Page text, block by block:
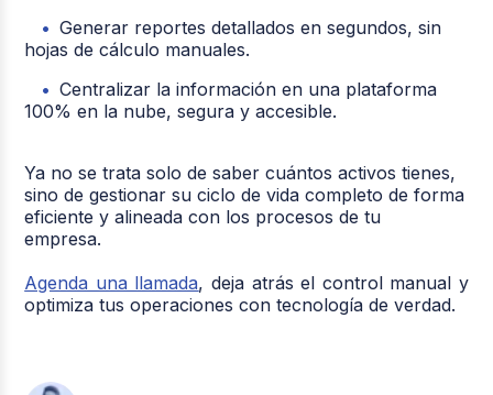
Generar reportes detallados en segundos, sin
hojas de cálculo manuales.
Centralizar la información en una plataforma
100% en la nube, segura y accesible.
Ya no se trata solo de saber cuántos activos tienes,
sino de gestionar su ciclo de vida completo de forma
eficiente y alineada con los procesos de tu
empresa.
Agenda una llamada, deja atrás el control manual y
optimiza tus operaciones con tecnología de verdad.